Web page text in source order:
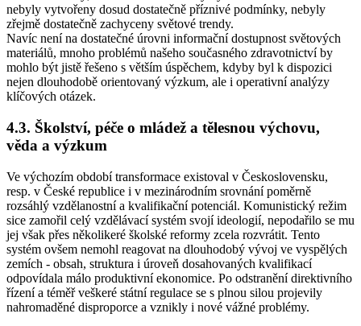
nebyly vytvořeny dosud dostatečně příznivé podmínky, nebyly
zřejmě dostatečně zachyceny světové trendy.
Navíc není na dostatečné úrovni informační dostupnost světových
materiálů, mnoho problémů našeho současného zdravotnictví by
mohlo být jistě řešeno s větším úspěchem, kdyby byl k dispozici
nejen dlouhodobě orientovaný výzkum, ale i operativní analýzy
klíčových otázek.
4.3. Školství, péče o mládež a tělesnou výchovu,
věda a výzkum
Ve výchozím období transformace existoval v Československu,
resp. v České republice i v mezinárodním srovnání poměrně
rozsáhlý vzdělanostní a kvalifikační potenciál. Komunistický režim
sice zamořil celý vzdělávací systém svojí ideologií, nepodařilo se mu
jej však přes několikeré školské reformy zcela rozvrátit. Tento
systém ovšem nemohl reagovat na dlouhodobý vývoj ve vyspělých
zemích - obsah, struktura i úroveň dosahovaných kvalifikací
odpovídala málo produktivní ekonomice. Po odstranění direktivního
řízení a téměř veškeré státní regulace se s plnou silou projevily
nahromaděné disproporce a vznikly i nové vážné problémy.